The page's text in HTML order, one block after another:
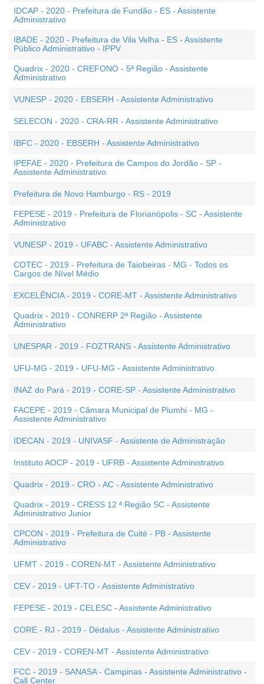
IDCAP - 2020 - Prefeitura de Fundão - ES - Assistente
Administrativo
IBADE - 2020 - Prefeitura de Vila Velha - ES - Assistente
Público Administrativo - IPPV
Quadrix - 2020 - CREFONO - 5ª Região - Assistente
Administrativo
VUNESP - 2020 - EBSERH - Assistente Administrativo
SELECON - 2020 - CRA-RR - Assistente Administrativo
IBFC - 2020 - EBSERH - Assistente Administrativo
IPEFAE - 2020 - Prefeitura de Campos do Jordão - SP -
Assistente Administrativo
Prefeitura de Novo Hamburgo - RS - 2019
FEPESE - 2019 - Prefeitura de Florianópolis - SC - Assistente
Administrativo
VUNESP - 2019 - UFABC - Assistente Administrativo
COTEC - 2019 - Prefeitura de Taiobeiras - MG - Todos os
Cargos de Nível Médio
EXCELÊNCIA - 2019 - CORE-MT - Assistente Administrativo
Quadrix - 2019 - CONRERP 2ª Região - Assistente
Administrativo
UNESPAR - 2019 - FOZTRANS - Assistente Administrativo
UFU-MG - 2019 - UFU-MG - Assistente Administrativo
INAZ do Pará - 2019 - CORE-SP - Assistente Administrativo
FACEPE - 2019 - Câmara Municipal de Piumhi - MG -
Assistente Administrativo
IDECAN - 2019 - UNIVASF - Assistente de Administração
Instituto AOCP - 2019 - UFRB - Assistente Administrativo
Quadrix - 2019 - CRO - AC - Assistente Administrativo
Quadrix - 2019 - CRESS 12 ª Região SC - Assistente
Administrativo Junior
CPCON - 2019 - Prefeitura de Cuité - PB - Assistente
Administrativo
UFMT - 2019 - COREN-MT - Assistente Administrativo
CEV - 2019 - UFT-TO - Assistente Administrativo
FEPESE - 2019 - CELESC - Assistente Administrativo
CORE - RJ - 2019 - Dédalus - Assistente Administrativo
CEV - 2019 - COREN-MT - Assistente Administrativo
FCC - 2019 - SANASA - Campinas - Assistente Administrativo -
Call Center